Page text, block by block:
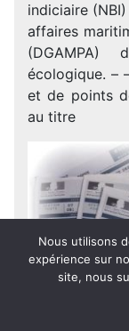
indiciaire
affaires
écologique. –
et de points
au titre
Nous utilisons
expérience sur
site, nous